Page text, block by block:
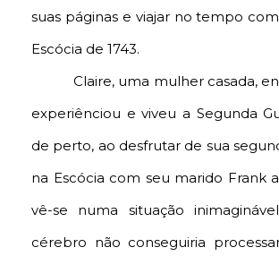
suas páginas e viajar no tempo
Escócia de 1743.
Claire, uma mulher casada,
experiênciou e viveu a Segunda
de perto, ao desfrutar de sua
na Escócia com seu marido Frank
vê-se numa situação
cérebro não conseguiria